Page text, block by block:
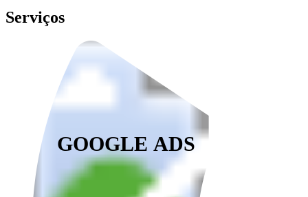
Serviços
GOOGLE ADS